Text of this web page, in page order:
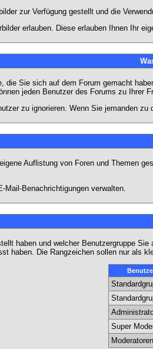
zur Verfügung gestellt und die
erlauben. Diese erlauben Ihnen Ihr
die Sie sich auf dem Forum gemacht
jeden Benutzer des Forums zu Ihrer
zu ignorieren. Wenn Sie jemanden
Auflistung von Foren und Themen
Benachrichtigungen verwalten.
haben und welcher Benutzergruppe
haben. Die Rangzeichen sollen nur als
Super
Moderatoren